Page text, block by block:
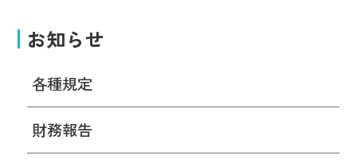
お知らせ
各種規定
財務報告